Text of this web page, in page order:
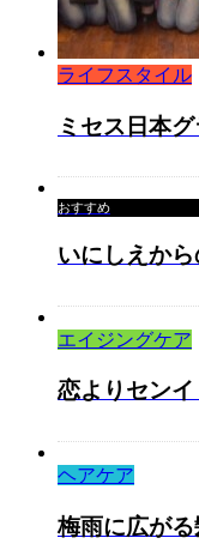
ライフスタイル
ミセス日本
おすすめ
いにしえか
エイジングケア
恋よりセン
ヘアケア
梅雨に広が